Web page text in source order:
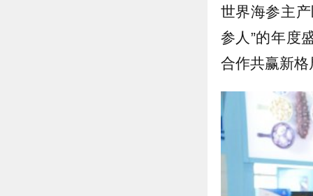
世界海参主
参人”的年度
合作共赢新格